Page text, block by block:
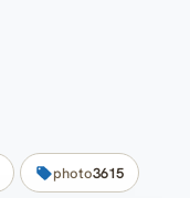
photo3615